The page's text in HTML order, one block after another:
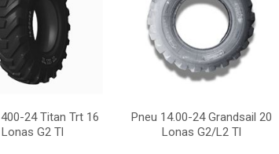
24 Titan Trt 16
Lonas G2 Tl
Pneu 14.00-24 Grandsail 20
Lonas G2/L2 Tl